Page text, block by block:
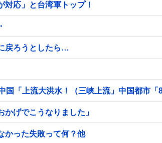
応」と台湾軍トップ！
戻ろうとしたら…
国「上流大洪水！（三峡上流」中国都市
げでこうなりました」
かった失敗って何？他